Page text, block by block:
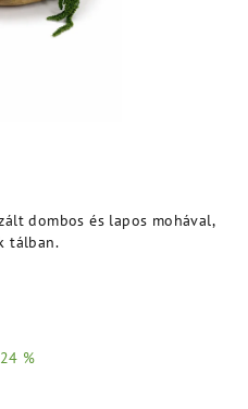
dombos és lapos mohával,
tálban.
%